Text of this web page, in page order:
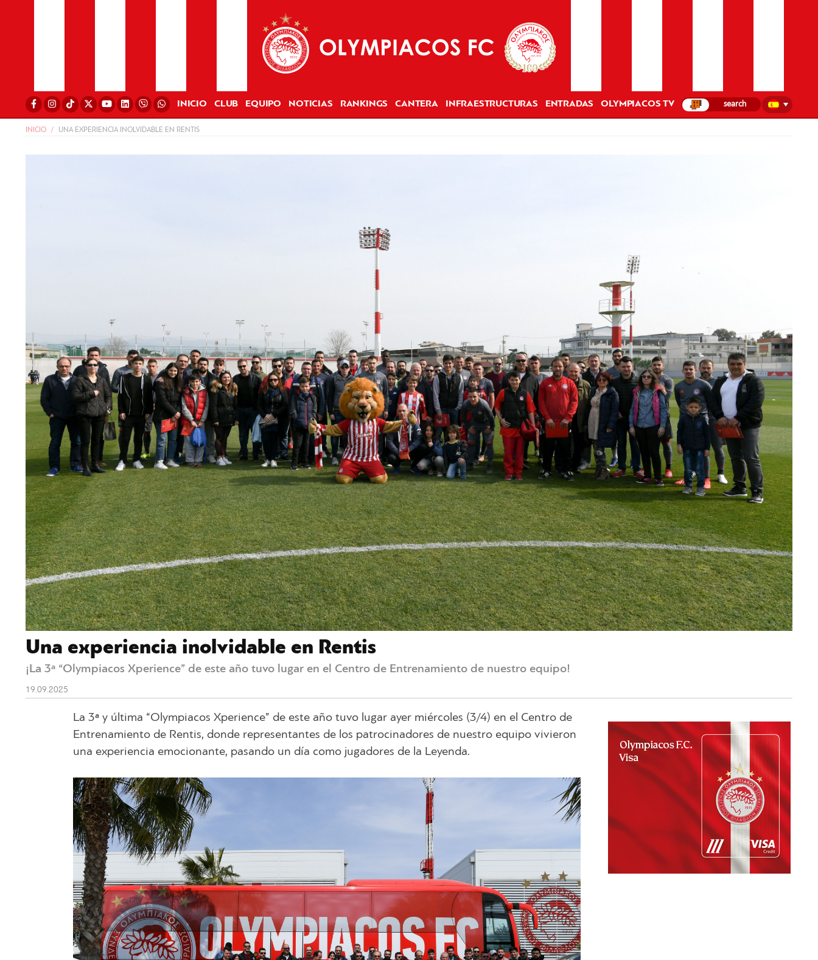
INICIO CLUB EQUIPO NOTICIAS RANKINGS CANTERA INFRAESTRUCTURAS ENTRADAS OLYMPIACOS TV
INICIO UNA EXPERIENCIA INOLVIDABLE EN RENTIS
Una experiencia inolvidable en Rentis
¡La 3ª “Olympiacos Xperience” de este año tuvo lugar en el Centro de Entrenamiento de nuestro equipo!
19.09.2025
La 3ª y última “Olympiacos Xperience” de este año tuvo lugar ayer miércoles (3/4) en el Centro de
Entrenamiento de Rentis, donde representantes de los patrocinadores de nuestro equipo vivieron
una experiencia emocionante, pasando un día como jugadores de la Leyenda.